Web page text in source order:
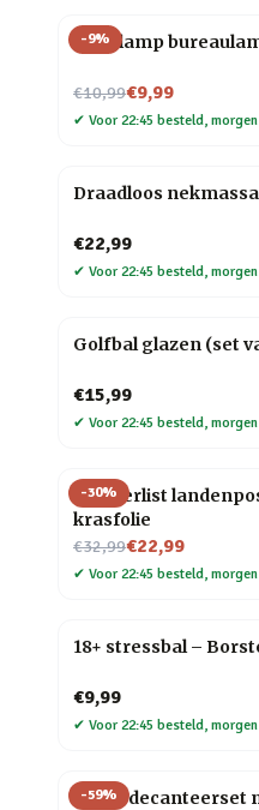
-9%
Gloeilamp
€10,99
Nu voor€9,99
✔ Voor 22:45 besteld,
Draadloos
€22,99
✔ Voor 22:45 besteld,
Golfbal glazen (set
€15,99
✔ Voor 22:45 besteld,
-30%
Wanderlist
krasfolie
€32,99
Nu voor€22,99
✔ Voor 22:45 besteld,
18+ stressbal –
€9,99
✔ Voor 22:45 besteld,
-59%
Globe decanteerset